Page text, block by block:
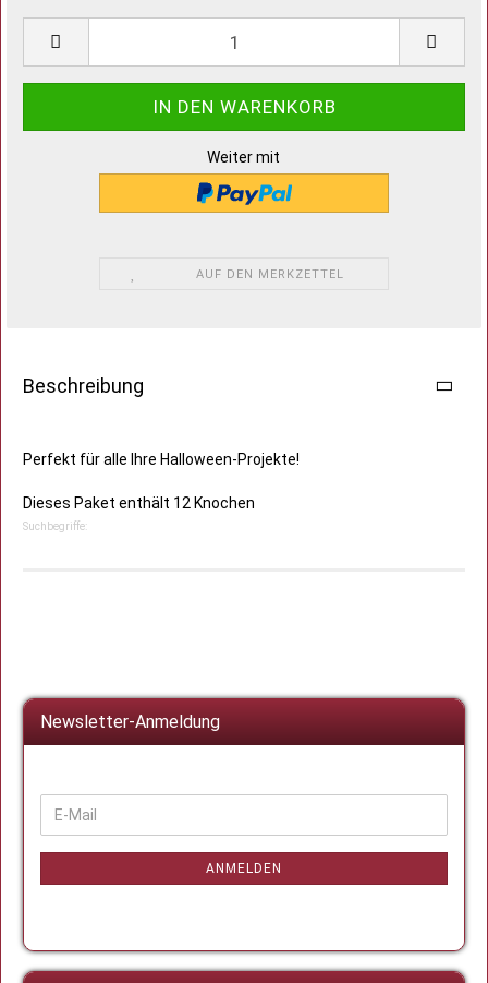
Weiter mit
AUF DEN MERKZETTEL
Beschreibung
Perfekt für alle Ihre Halloween-Projekte!
Dieses Paket enthält 12 Knochen
Suchbegriffe:
Newsletter-Anmeldung
WEITER
ZUR
NEWSLETTER-
E-
Mail
ANMELDEN